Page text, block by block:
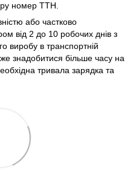
номер ТТН.
або частково
від 2 до 10 робочих днів з
виробу в транспортній
знадобитися більше часу на
тривала зарядка та